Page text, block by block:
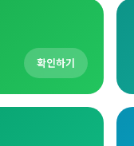
확인하기